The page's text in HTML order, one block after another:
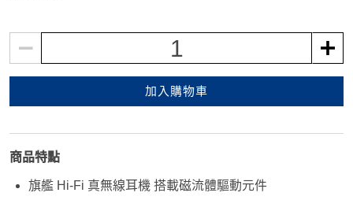
1
加入購物車
商品特點
旗艦 Hi-Fi 真無線耳機 搭載磁流體驅動元件